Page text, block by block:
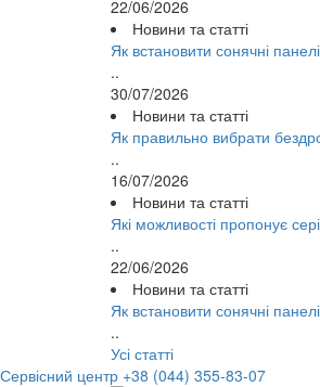
22/06/2026
Новини та статті
Як встановити сонячні
..
30/07/2026
Новини та статті
Як правильно вибрати
..
16/07/2026
Новини та статті
Які можливості пропонує
..
22/06/2026
Новини та статті
Як встановити сонячні
..
Усі статті
Сервісний центр +38 (044) 355-83-07